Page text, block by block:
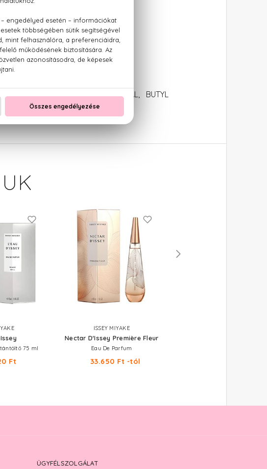
(WATER), HYDROXYCITRONELLAL, BUTYL
CINNAMAL, EUGENOL
75 ml
Ft
ISSEY MIYAKE
Nectar D'Issey Première Fleur
Eau De Parfum
33.650 Ft -tól
ÜGYFÉLSZOLGÁLAT